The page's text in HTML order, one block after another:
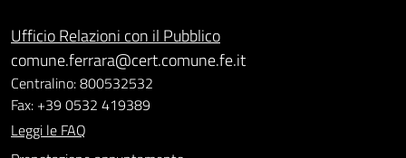
Ufficio Relazioni con il Pubblico
comune.ferrara@cert.comune.fe.it
Centralino: 800532532
Fax: +39 0532 419389
Leggi le FAQ